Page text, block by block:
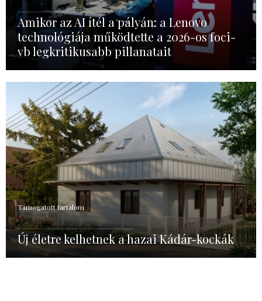
Amikor az AI ítél a pályán: a Lenovo
technológiája működtette a 2026-os foci-
vb legkritikusabb pillanatait
Támogatott tartalom
Új életre kelhetnek a hazai Kádár-kockák